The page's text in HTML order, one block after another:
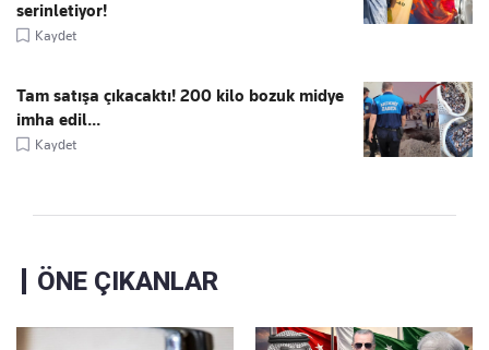
serinletiyor!
Kaydet
Tam satışa çıkacaktı! 200 kilo bozuk midye
imha edil...
Kaydet
ÖNE ÇIKANLAR